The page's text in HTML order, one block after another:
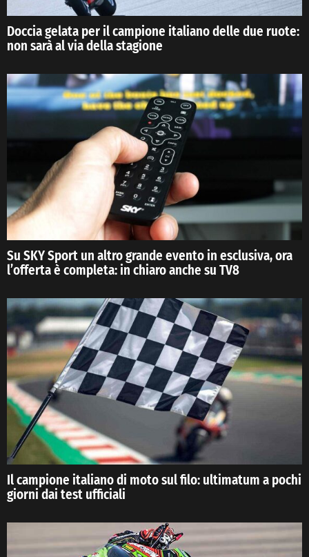
Doccia gelata per il campione italiano delle due ruote:
non sarà al via della stagione
Su SKY Sport un altro grande evento in esclusiva, ora
l’offerta è completa: in chiaro anche su TV8
Il campione italiano di moto sul filo: ultimatum a pochi
giorni dai test ufficiali